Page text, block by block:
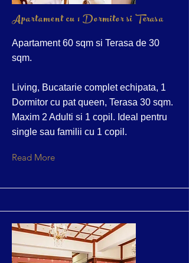
Apartament cu 1 Dormitor si Terasa
Apartament 60 sqm si Terasa de 30
sqm.
Living, Bucatarie complet echipata, 1
Dormitor cu pat queen, Terasa 30 sqm.
Maxim 2 Adulti si 1 copil. Ideal pentru
single sau familii cu 1 copil.
Read More